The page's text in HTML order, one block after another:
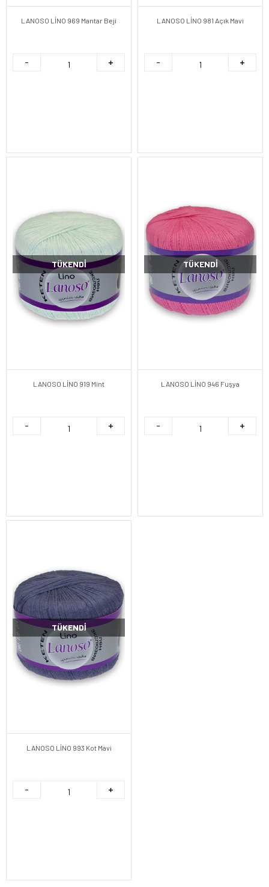
LANOSO LİNO 969 Mantar Beji LANOSO LİNO 981 Açık Mavi
TÜKENDI
LANOSO LİNO 919 Mint
TÜKENDI
LANOSO LİNO 946 Fuşya
TÜKENDI
LANOSO LİNO 993 Kot Mavi